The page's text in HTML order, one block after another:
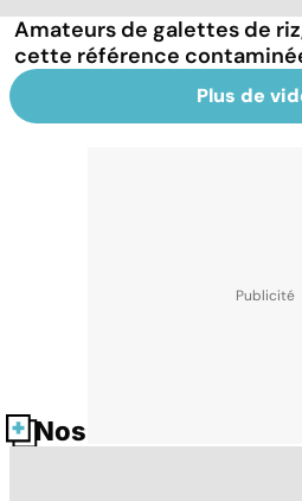
Amateurs de galettes de
cette référence
Plus de
Nos fiches santé